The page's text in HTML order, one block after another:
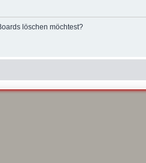
löschen möchtest?